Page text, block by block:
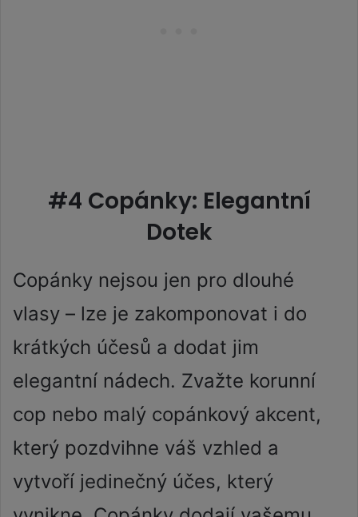
#4 Copánky: Elegantní
Dotek
Copánky nejsou jen pro dlouhé
vlasy – lze je zakomponovat i do
krátkých účesů a dodat jim
elegantní nádech. Zvažte korunní
cop nebo malý copánkový akcent,
který pozdvihne váš vzhled a
vytvoří jedinečný účes, který